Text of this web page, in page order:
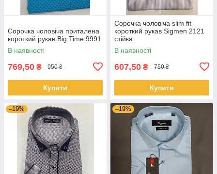
Сорочка чоловіча приталена
короткий рукав Big Time 9991
В наявності
769,50 ₴ 950 ₴
Купити
Сорочка чоловіча slim fit
короткий рукав Sigmen 2121
стійка
В наявності
607,50 ₴ 750 ₴
Купити
–19% –19%